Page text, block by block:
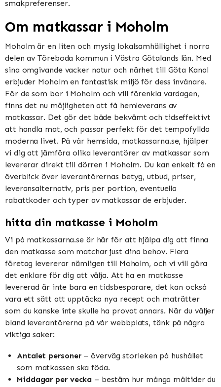
smakpreferenser.
Om matkassar i Moholm
Moholm är en liten och mysig lokalsamhällighet i norra
delen av Töreboda kommun i Västra Götalands län. Med
sina omgivande vacker natur och närhet till Göta Kanal
erbjuder Moholm en fantastisk miljö för dess invånare.
För de som bor i Moholm och vill förenkla vardagen,
finns det nu möjligheten att få hemleverans av
matkassar. Det gör det både bekvämt och tidseffektivt
att handla mat, och passar perfekt för det tempofyllda
moderna livet. På vår hemsida, matkassarna.se, hjälper
vi dig att jämföra olika leverantörer av matkassar som
levererar direkt till dörren i Moholm. Du kan enkelt få en
överblick över leverantörernas betyg, utbud, priser,
leveransalternativ, pris per portion, eventuella
rabattkoder och typer av matkassar de erbjuder.
hitta din matkasse i Moholm
Vi på matkassarna.se är här för att hjälpa dig att finna
den matkasse som matchar just dina behov. Flera
företag levererar nämligen till Moholm, och vi vill göra
det enklare för dig att välja. Att ha en matkasse
levererad är inte bara en tidsbesparare, det kan också
vara ett sätt att upptäcka nya recept och maträtter
som du kanske inte skulle ha provat annars. När du väljer
bland leverantörerna på vår webbplats, tänk på några
viktiga saker:
Antalet personer– överväg storleken på hushållet
som matkassen ska föda.
Middagar per vecka – bestäm hur många måltider du